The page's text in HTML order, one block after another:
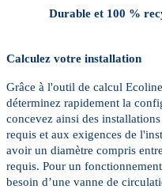
Durable et 100 %
Calculez votre installation
Grâce à l'outil de calcul
déterminez rapidement la
concevez ainsi des
requis et aux exigences de
avoir un diamètre compris
requis. Pour un
besoin d’une vanne de